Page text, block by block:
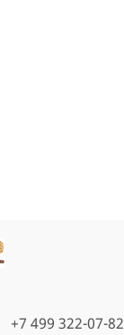
+7 499 322-07-82